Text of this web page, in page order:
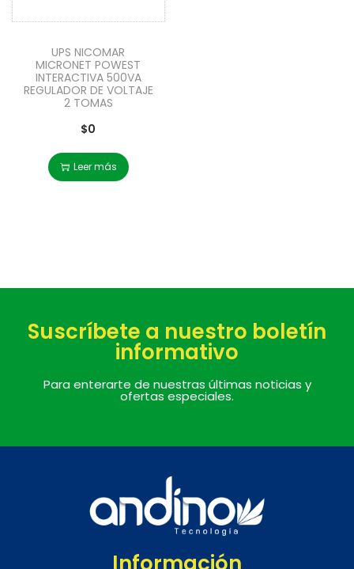
UPS NICOMAR
MICRONET POWEST
INTERACTIVA 500VA
REGULADOR DE VOLTAJE
2 TOMAS
$0
Leer más
Suscríbete a nuestro boletín
informativo
Para enterarte de nuestras últimas noticias y
ofertas especiales.